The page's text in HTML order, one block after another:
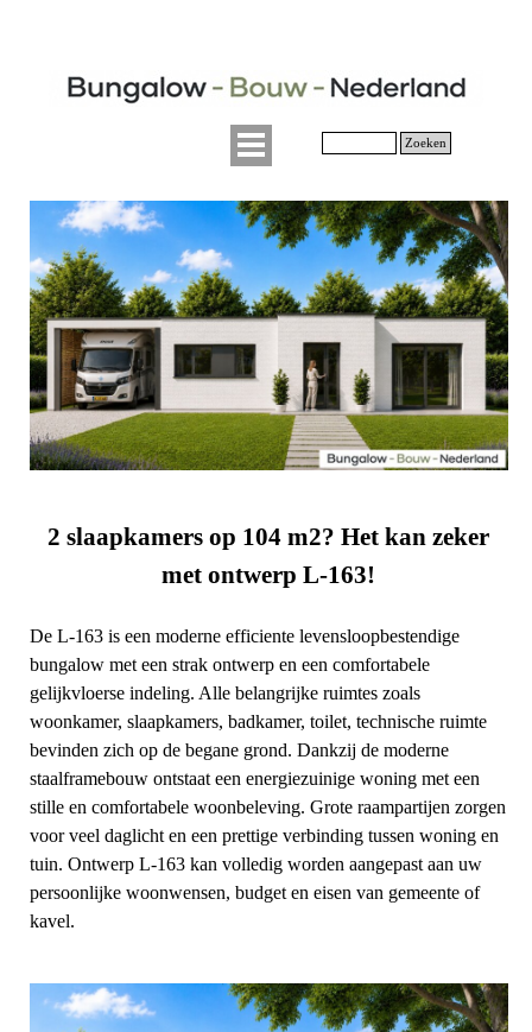
Zoeken
2 slaapkamers op 104 m2? Het kan zeker
met ontwerp L-163!
De L-163 is een moderne efficiente levensloopbestendige
bungalow met een strak ontwerp en een comfortabele
gelijkvloerse indeling. Alle belangrijke ruimtes zoals
woonkamer, slaapkamers, badkamer, toilet, technische ruimte
bevinden zich op de begane grond. Dankzij de moderne
staalframebouw ontstaat een energiezuinige woning met een
stille en comfortabele woonbeleving. Grote raampartijen zorgen
voor veel daglicht en een prettige verbinding tussen woning en
tuin. Ontwerp L-163 kan volledig worden aangepast aan uw
persoonlijke woonwensen, budget en eisen van gemeente of
kavel.